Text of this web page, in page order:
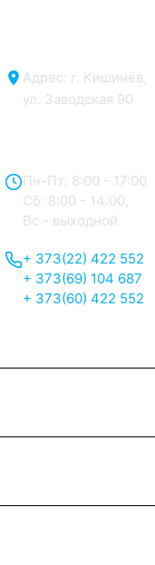
Адрес: г. Кишинёв,
ул. Заводская 90
Пн-Пт: 8:00 - 17:00
Сб: 8:00 - 14:00,
Вс - выходной
+ 373(22) 422 552
+ 373(69) 104 687
+ 373(60) 422 552